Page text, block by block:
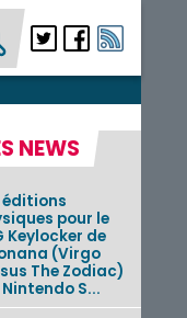
NEWS
éditions
pour le
Keylocker de
(Virgo
The Zodiac)
S...